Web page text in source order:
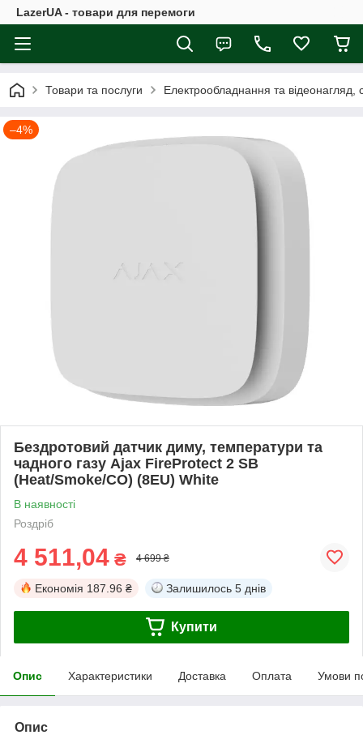
LazerUA - товари для перемоги
Товари та послуги Електрообладнання та відеонагляд,
–4%
Бездротовий датчик диму, температури та
чадного газу Ajax FireProtect 2 SB
(Heat/Smoke/CO) (8EU) White
В наявності
Роздріб
4 511,04 ₴ 4 699 ₴
Економія 187.96 ₴ Залишилось 5 днів
Купити
Опис Характеристики Доставка Оплата Умови
Опис